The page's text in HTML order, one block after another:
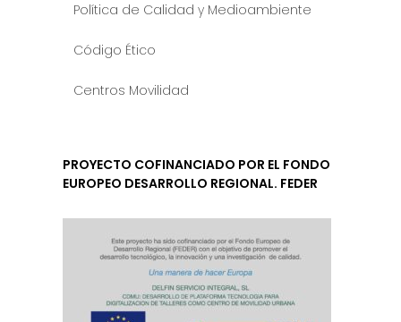
Política de Calidad y Medioambiente
Código Ético
Centros Movilidad
PROYECTO COFINANCIADO POR EL FONDO
EUROPEO DESARROLLO REGIONAL. FEDER